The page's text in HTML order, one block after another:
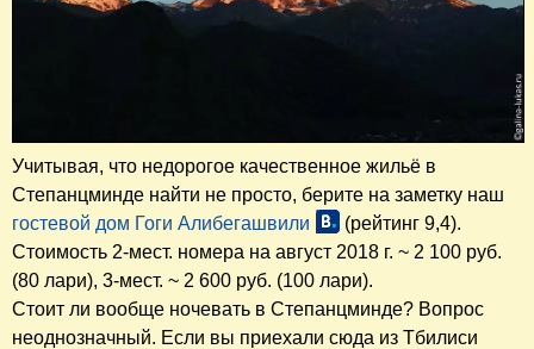
Учитывая, что недорогое качественное жильё в
Степанцминде найти не просто, берите на заметку наш
гостевой дом Гоги Алибегашвили
(рейтинг 9,4).
Стоимость 2-мест. номера на август 2018 г. ~ 2 100 руб.
(80 лари), 3-мест. ~ 2 600 руб. (100 лари).
Стоит ли вообще ночевать в Степанцминде? Вопрос
неоднозначный. Если вы приехали сюда из Тбилиси